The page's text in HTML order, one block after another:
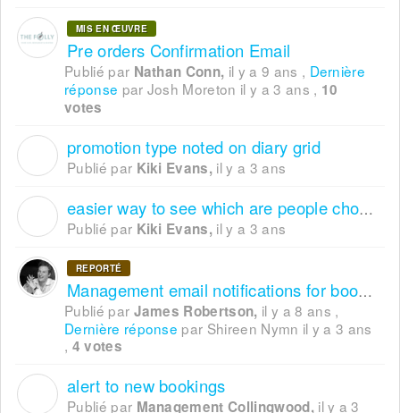
MIS EN ŒUVRE
Pre orders Confirmation Email
Publié par Nathan Conn, il y a 9 ans , Dernière
réponse par Josh Moreton il y a 3 ans , 10
votes
promotion type noted on diary grid
Publié par Kiki Evans, il y a 3 ans
easier way to see which are people choose
Publié par Kiki Evans, il y a 3 ans
REPORTÉ
Management email notifications for bookings with comments
Publié par James Robertson, il y a 8 ans ,
Dernière réponse par Shireen Nymn il y a 3 ans
, 4 votes
alert to new bookings
Publié par Management Collingwood, il y a 3